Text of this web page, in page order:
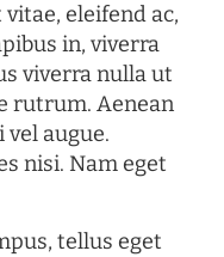
eleifend ac,
in, viverra
viverra nulla ut
rutrum. Aenean
augue.
nisi. Nam eget
tellus eget